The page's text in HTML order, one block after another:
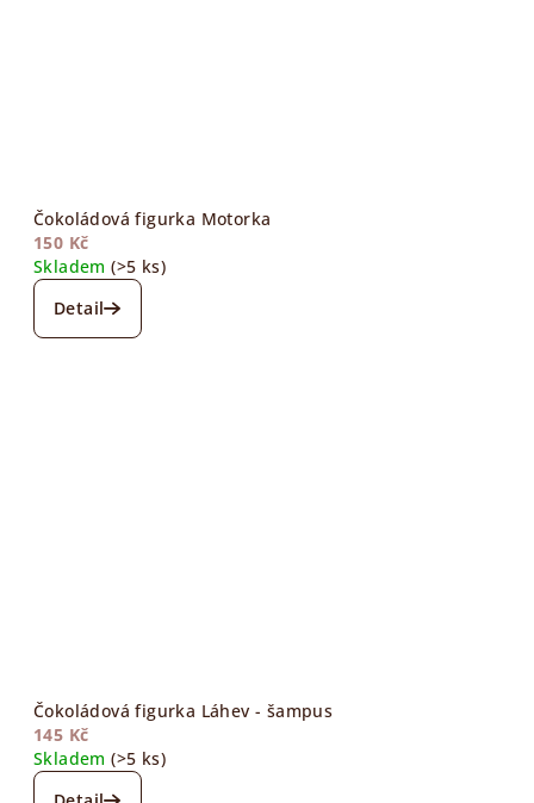
Čokoládová figurka Motorka
150 Kč
Skladem(>5 ks)
Detail
Čokoládová figurka Láhev - šampus
145 Kč
Skladem(>5 ks)